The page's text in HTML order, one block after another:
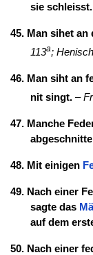
sie schleisst.
45. Man sihet an
113a;
46. Man siht an
nit singt.–
47. Manche
48. Mit einigen
49. Nach einer
sagte das
auf dem
50. Nach einer